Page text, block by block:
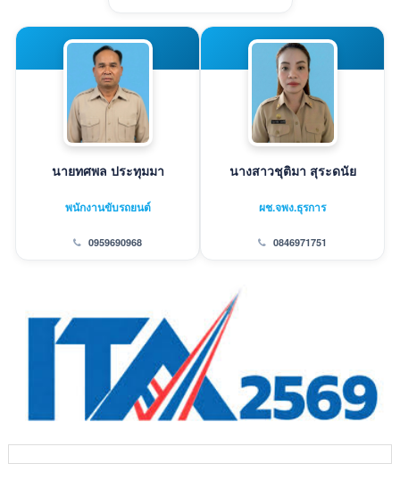
นายทศพล ประทุมมา
พนักงานขับรถยนต์
0959690968
นางสาวชุติมา สุระดนัย
ผช.จพง.ธุรการ
0846971751